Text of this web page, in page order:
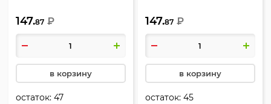
147.87 ₽
в корзину
остаток:47
147.87 ₽
в корзину
остаток:45